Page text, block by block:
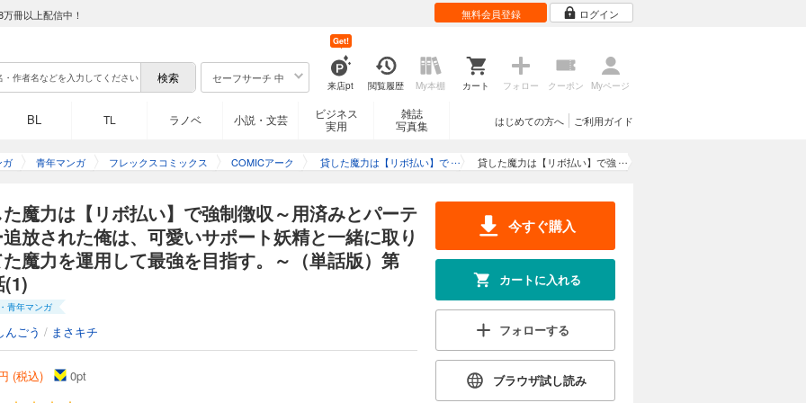
冊以上配信中！ 無料会員登録 ログイン
セーフサーチ 中
来店pt
Get!
閲覧履歴 My本棚 カート フォロー クーポン Myページ
BL TL ラノベ 小説・文芸
ビジネス
実用
雑誌
写真集
ご利用ガイド
はじめての方へ
ガ 青年マンガ フレックスコミックス COMICアーク
貸した魔力は【リボ払い】で
ー追放された俺は、可愛いサ
ポート妖精と一緒に取り立て
た魔力を運用して最強を目指
す。～（単話版）
貸した魔力は【リボ払い】で強
放された俺は、可愛いサポート
妖精と一緒に取り立てた魔力を
運用して最強を目指す。～（単
話版）第19話(1)
魔力は【リボ払い】で強制徴収～用済みとパーテ
放された俺は、可愛いサポート妖精と一緒に取り
魔力を運用して最強を目指す。～（単話版）第
(1)
青年マンガ
んごう / まさキチ
(税込) 0pt
今すぐ購入
カートに入れる
フォローする
ブラウザ試し読み
だが、他のメンバーたちが急成長する一方で、彼の成長は取り残されていた。仲間からお
その怒りによって彼のギフトは《無限の魔蔵庫》へと進化を遂げた。同時に出現したサポ
れたレントは、今までパーティーのメンバーに貸した魔力の取り立てを決意する！ (C)ま
／フレックスコミックス
。だが、他のメンバーたちが急成長する一方で、彼の成長は取り残されていた。仲間からお
れたレントは、今までパーティーのメンバーに貸した魔力の取り立てを決意する！ (C)ま
／フレックスコミックス
無料で読む 8/31 まで
貸した魔力は【リボ払い】で強制徴収～用済みとパーティー追放された俺は、可愛いサポート妖精と一緒に取り立てた魔力を運用して最強を目指す。～（単話版）第6話
空の剣』に所属するレント。彼はユニークギフト《魔蔵庫》で魔力を【貸与】し、メンバ
。だが、他のメンバーたちが急成長する一方で、彼の成長は取り残されていた。仲間からお
トは、無情にも『断空の剣』パーティーから追放されてしまう。今までの献身を踏みにじ
その怒りによって彼のギフトは《無限の魔蔵庫》へと進化を遂げた。同時に出現したサポ
かれたレントは、今までパーティーのメンバーに貸した魔力の取り立てを決意する！ (C)ま
／フレックスコミックス
無料で読む 8/31